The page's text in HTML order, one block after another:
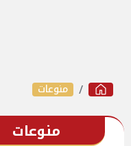
منوعات
منوعات